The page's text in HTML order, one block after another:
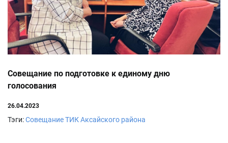
Совещание по подготовке к единому дню
голосования
26.04.2023
Тэги:СовещаниеТИК Аксайского района